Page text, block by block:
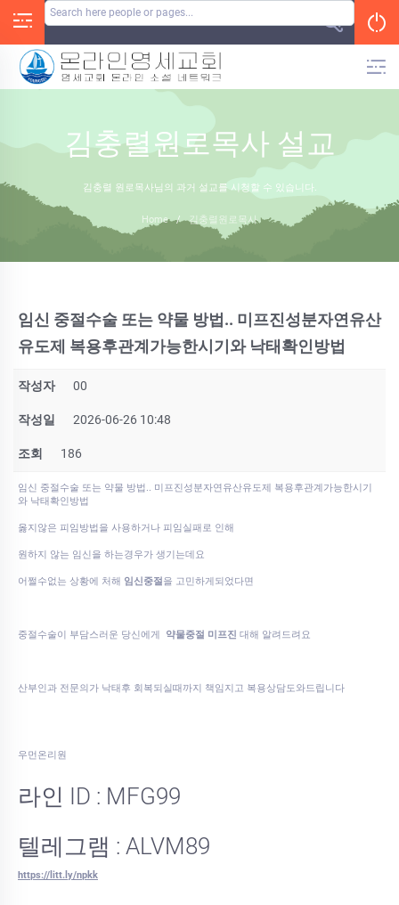
김충렬원로목사 설교
김충렬 원로목사님의 과거 설교를 시청할 수 있습니다.
Home / 김충렬원로목사
임신 중절수술 또는 약물 방법.. 미프진성분자연유산
유도제 복용후관계가능한시기와 낙태확인방법
작성자 00
작성일 2026-06-26 10:48
조회 186
임신 중절수술 또는 약물 방법.. 미프진성분자연유산유도제 복용후관계가능한시기
와 낙태확인방법
옳지않은 피임방법을 사용하거나 피임실패로 인해
원하지 않는 임신을 하는경우가 생기는데요
어쩔수없는 상황에 처해 임신중절을 고민하게되었다면
중절수술이 부담스러운 당신에게 약물중절 미프진 대해 알려드려요
산부인과 전문의가 낙태후 회복되실때까지 책임지고 복용상담도와드립니다
우먼온리원
라인 ID : MFG99
텔레그램 : ALVM89
https://litt.ly/npkk